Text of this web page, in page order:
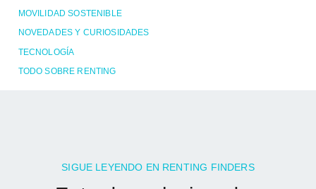
MOVILIDAD SOSTENIBLE
NOVEDADES Y CURIOSIDADES
TECNOLOGÍA
TODO SOBRE RENTING
SIGUE LEYENDO EN RENTING FINDERS